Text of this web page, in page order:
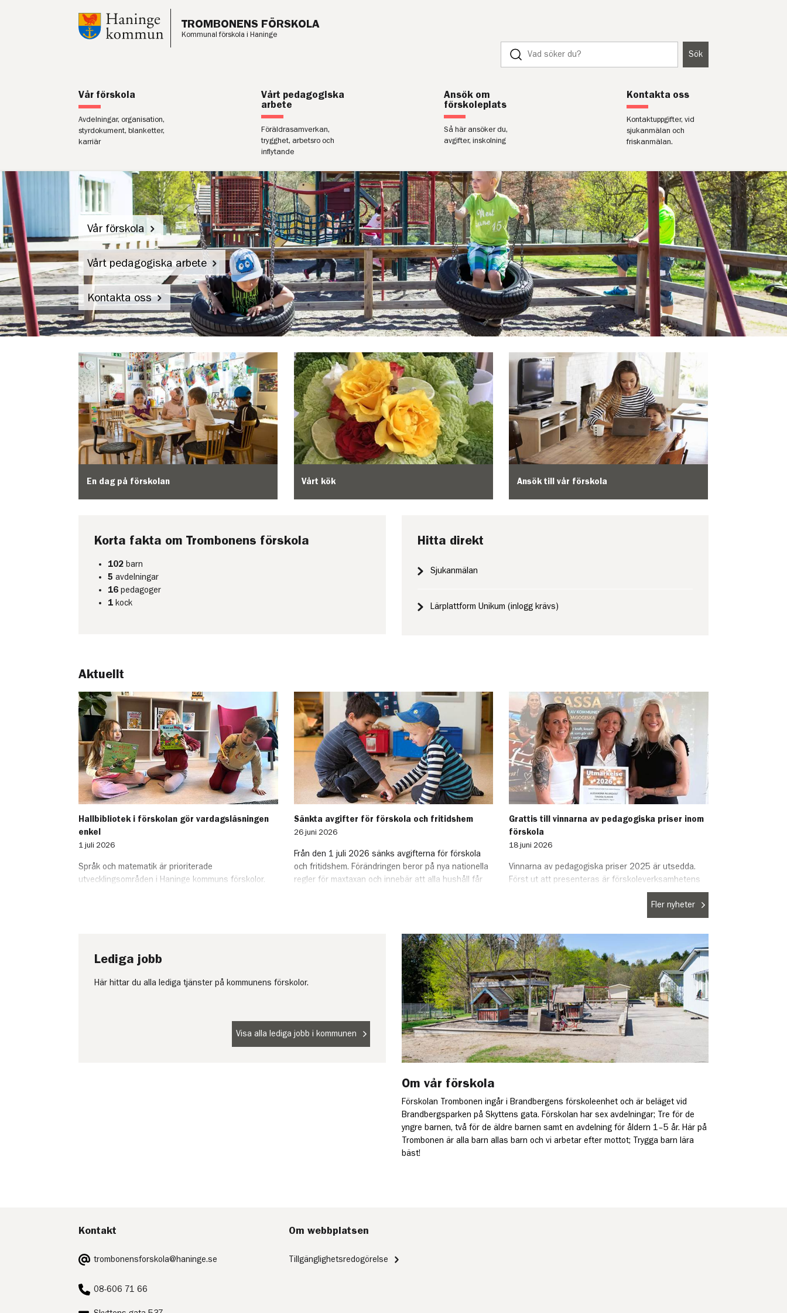
Till innehåll på sidan
TROMBONENS FÖRSKOLA
Kommunal förskola i Haninge
Lyssna
Sök
Sök
Vår förskola
Avdelningar, organisation,
styrdokument, blanketter,
karriär
Vårt pedagogiska
arbete
Föräldrasamverkan,
trygghet, arbetsro och
inflytande
Ansök om
förskoleplats
Så här ansöker du,
avgifter, inskolning
Kontakta oss
Kontaktuppgifter, vid
sjukanmälan och
friskanmälan.
Vår förskola
Vårt pedagogiska arbete
Kontakta oss
En dag på förskolan Vårt kök Ansök till vår förskola
Korta fakta om Trombonens förskola
102barn
5 avdelningar
16 pedagoger
1kock
Hitta direkt
Sjukanmälan
Lärplattform Unikum (inlogg krävs)
Aktuellt
Hallbibliotek i förskolan gör vardagsläsningen
enkel
1 juli 2026
Språk och matematik är prioriterade
utvecklingsområden i Haninge kommuns förskolor.
Sänkta avgifter för förskola och fritidshem
26 juni 2026
Från den 1 juli 2026 sänks avgifterna för förskola
och fritidshem. Förändringen beror på nya nationella
regler för maxtaxan och innebär att alla hushåll får
Grattis till vinnarna av pedagogiska priser inom
förskola
18 juni 2026
Vinnarna av pedagogiska priser 2025 är utsedda.
Först ut att presenteras är förskoleverksamhetens
pristagare som uppmärksammats med blommor och
diplom av barn- och förskolenämndens ordförande
Fler nyheter
Lediga jobb
Här hittar du alla lediga tjänster på kommunens förskolor.
Visa alla lediga jobb i kommunen
Om vår förskola
Förskolan Trombonen ingår i Brandbergens förskoleenhet och är beläget vid
Brandbergsparken på Skyttens gata. Förskolan har sex avdelningar; Tre för de
yngre barnen, två för de äldre barnen samt en avdelning för åldern 1–5 år. Här på
Trombonen är alla barn allas barn och vi arbetar efter mottot; Trygga barn lära
bäst!
Kontakt
E-
post:
trombonensforskola@haninge.se
Telefon:
08-606 71 66
Om webbplatsen
Tillgänglighetsredogörelse